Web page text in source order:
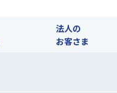
法人の
お客さま